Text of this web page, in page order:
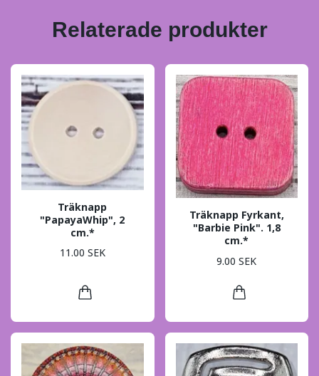
Relaterade produkter
Träknapp
"PapayaWhip", 2
cm.*
11.00 SEK
Träknapp Fyrkant,
"Barbie Pink". 1,8
cm.*
9.00 SEK